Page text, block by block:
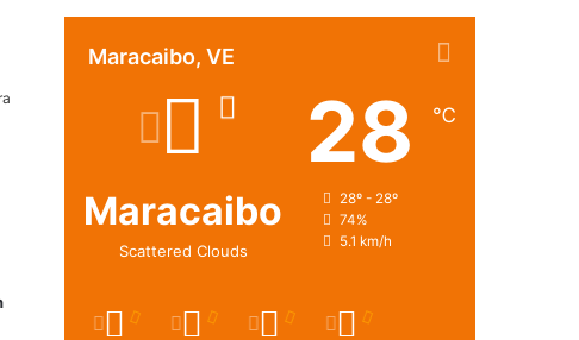
Maracaibo, VE
Maracaibo
Scattered Clouds
28 ℃
28º - 28º
74%
5.1 km/h